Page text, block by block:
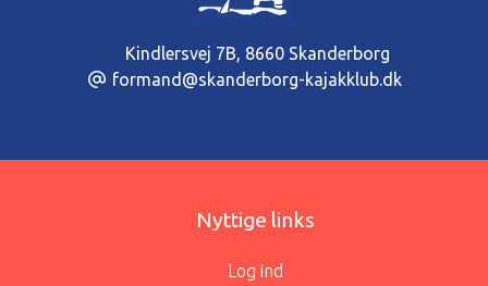
Kindlersvej 7B, 8660 Skanderborg
formand@skanderborg-kajakklub.dk
Nyttige links
Log ind